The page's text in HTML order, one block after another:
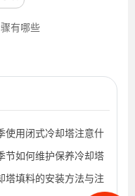
有哪些
使用闭式冷却塔注意什
季闭式冷却塔防冻措
节如何维护保养冷却塔
使用寿命
塔填料的安装方法与注